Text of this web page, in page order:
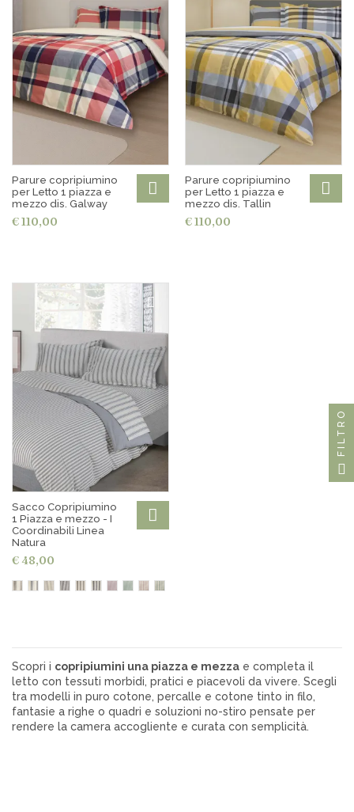
Parure copripiumino
per Letto 1 piazza e
mezzo dis. Galway
€ 110,00
Parure copripiumino
per Letto 1 piazza e
mezzo dis. Tallin
€ 110,00
Sacco Copripiumino
1 Piazza e mezzo - I
Coordinabili Linea
Natura
€ 48,00
Scopri i copripiumini una piazza e mezza e completa il
letto con tessuti morbidi, pratici e piacevoli da vivere. Scegli
tra modelli in puro cotone, percalle e cotone tinto in filo,
fantasie a righe o quadri e soluzioni no-stiro pensate per
rendere la camera accogliente e curata con semplicità.
FILTRO